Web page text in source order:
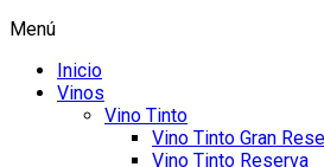
Menú
Inicio
Vinos
Vino Tinto
Vino Tinto Gran
Vino Tinto Reserva